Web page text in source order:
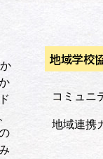
地域学校
コミュニ
地域連携